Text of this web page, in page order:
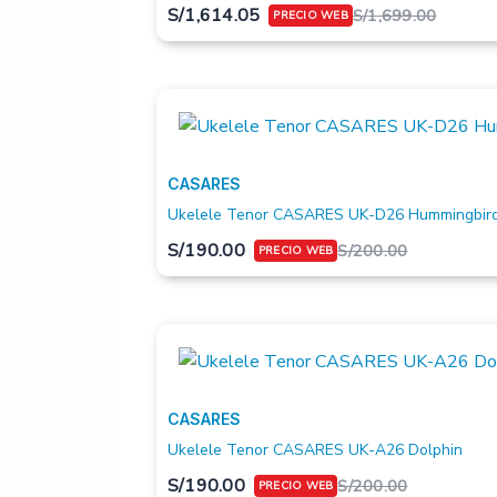
S/1,699.00
S/1,614.05
CASARES
Ukelele Tenor CASARES UK-D26
S/200.00
S/190.00
CASARES
Ukelele Tenor CASARES UK-A26 Dolphin
S/200.00
S/190.00